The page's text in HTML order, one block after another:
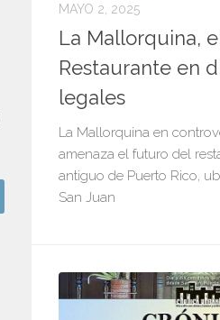
MAYO 2, 2025
La Mallorquina,
Restaurante en
legales
La Mallorquina en
amenaza el futuro del
antiguo de Puerto Rico,
San Juan